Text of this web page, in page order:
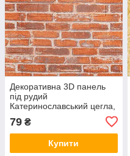
Декоративна 3D панель
під рудий
Катеринославський цегла,
самоклейка 700х770х3мм
(044-3) SW-00000696
79 ₴
Купити